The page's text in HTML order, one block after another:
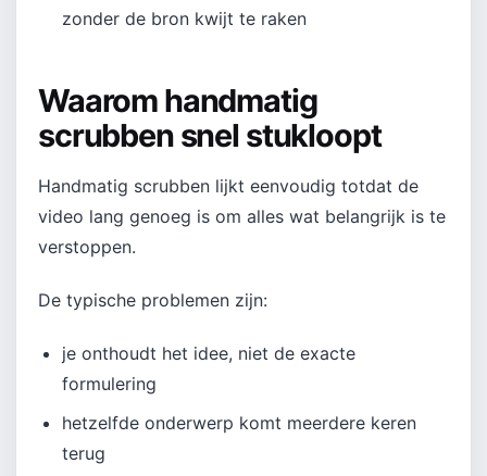
zonder de bron kwijt te raken
Waarom handmatig
scrubben snel stukloopt
Handmatig scrubben lijkt eenvoudig totdat de
video lang genoeg is om alles wat belangrijk is te
verstoppen.
De typische problemen zijn:
je onthoudt het idee, niet de exacte
formulering
hetzelfde onderwerp komt meerdere keren
terug